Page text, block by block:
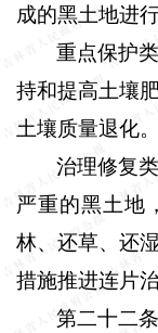
成的黑土地进
重点保护
持和提高土壤
土壤质量退化。
治理修复
严重的黑土地
林、还草、还
措施推进连片治
第二十二